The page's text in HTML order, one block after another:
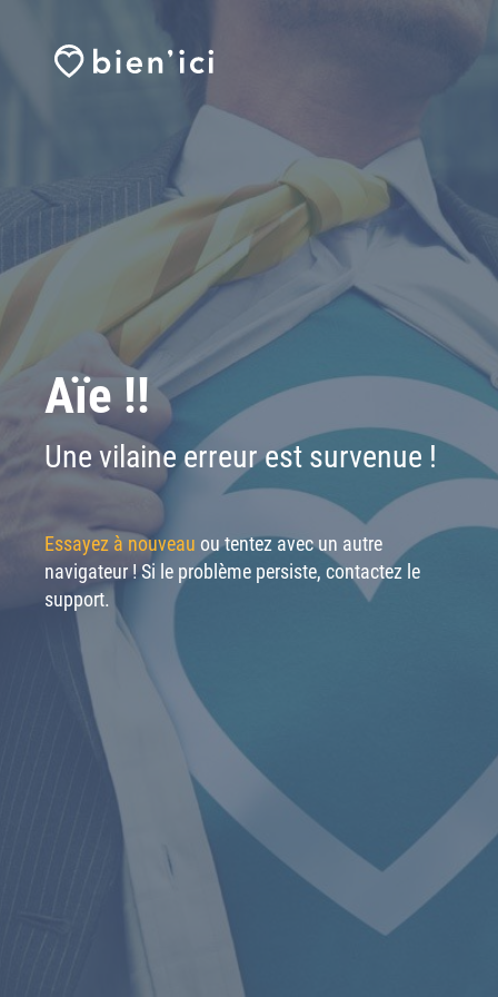
Aïe !!
Une vilaine erreur est survenue !
Essayez à nouveau ou tentez avec un autre
navigateur ! Si le problème persiste, contactez le
support.